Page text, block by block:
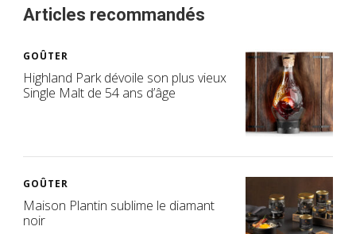
Articles recommandés
GOÛTER
Highland Park dévoile son plus vieux
Single Malt de 54 ans d’âge
GOÛTER
Maison Plantin sublime le diamant
noir